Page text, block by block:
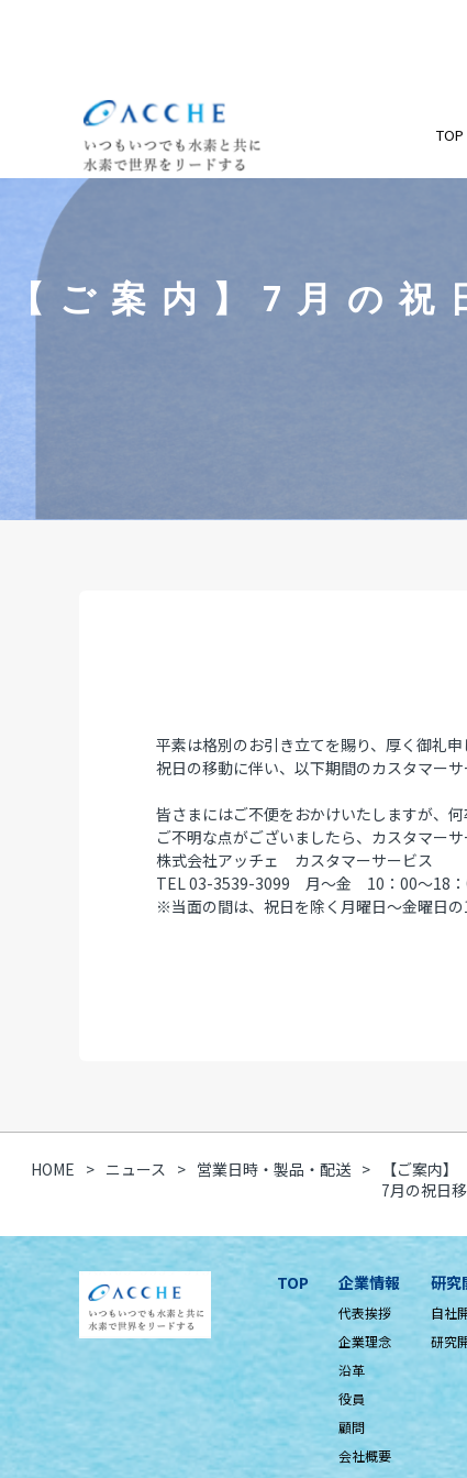
TOP
【ご案内】7月の
平素は格別のお引き立てを賜り、厚く御礼申
祝日の移動に伴い、以下期間のカスタマー
皆さまにはご不便をおかけいたしますが、
ご不明な点がございましたら、カスタマー
株式会社アッチェ カスタマーサービス
TEL 03-3539-3099 月～金 10：00～18：
※当面の間は、祝日を除く月曜日～金曜日の
HOME ニュース 営業日時・製品・配送
【ご案内】
7月の祝日
TOP 企業情報
代表挨拶
企業理念
沿革
役員
顧問
会社概要
研究
自社
研究